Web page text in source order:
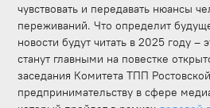
чувствовать и передавать нюансы
переживаний. Что определит
новости будут читать в 2025 году –
станут главными на повестке
заседания Комитета ТПП
предпринимательству в сфере